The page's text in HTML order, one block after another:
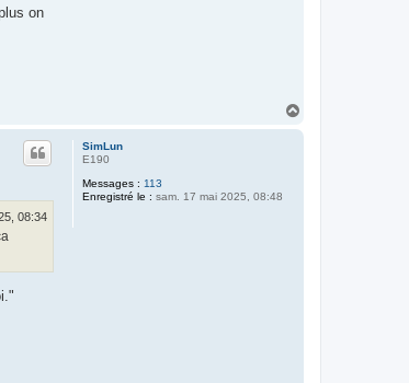
on
SimLun
E190
Messages : 113
Enregistré le : sam. 17 mai 2025, 08:48
08:34